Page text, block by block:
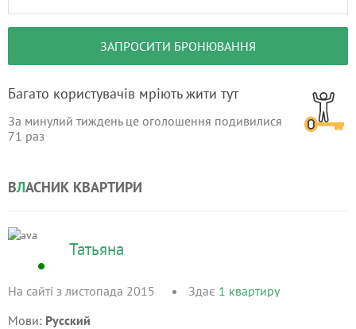
ЗАПРОСИТИ БРОНЮВАННЯ
Багато користувачів мріють жити тут
За минулий тиждень це оголошення подивилися
71 раз
ВЛАСНИК КВАРТИРИ
Татьяна
На сайті з листопада 2015 Здає 1 квартиру
Мови: Русский